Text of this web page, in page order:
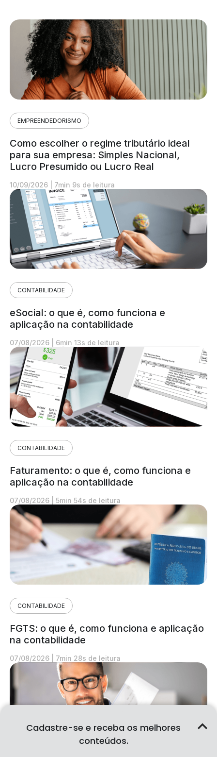
Cadastre-se e receba os melhores
conteúdos.
EMPREENDEDORISMO
Como escolher o regime tributário ideal
para sua empresa: Simples Nacional,
Lucro Presumido ou Lucro Real
10/09/2026 7min 9s de leitura
CONTABILIDADE
eSocial: o que é, como funciona e
aplicação na contabilidade
07/08/2026 6min 13s de leitura
CONTABILIDADE
Faturamento: o que é, como funciona e
aplicação na contabilidade
07/08/2026 5min 54s de leitura
CONTABILIDADE
FGTS: o que é, como funciona e aplicação
na contabilidade
07/08/2026 7min 28s de leitura